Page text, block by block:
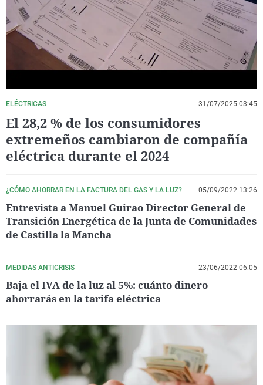
La rosa de los vientos
Gente viajera
Como el perro y el
Caso
Retornados
Equipo de
Operación Viuda
Extremadura
Galicia
La Rioja
Navarra
País Vasco
Virales
Televisión
Elecciones
ELÉCTRICAS 31/07/2025 03:45
El 28,2 % de los consumidores
extremeños cambiaron de compañía
eléctrica durante el 2024
¿CÓMO AHORRAR EN LA FACTURA DEL GAS Y LA LUZ? 05/09/2022 13:26
Entrevista a Manuel Guirao Director General de
Transición Energética de la Junta de Comunidades
de Castilla la Mancha
MEDIDAS ANTICRISIS 23/06/2022 06:05
Baja el IVA de la luz al 5%: cuánto dinero
ahorrarás en la tarifa eléctrica